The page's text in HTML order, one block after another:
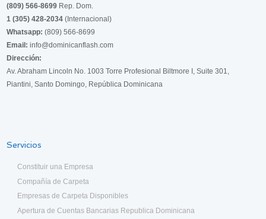
(809) 566-8699 Rep. Dom.
1 (305) 428-2034 (Internacional)
Whatsapp: (809) 566-8699
Email: info@dominicanflash.com
Dirección:
Av. Abraham Lincoln No. 1003 Torre Profesional Biltmore I, Suite 301,
Piantini, Santo Domingo, República Dominicana
Servicios
Constituir una Empresa
Compañía de Carpeta
Empresas de Carpeta Disponibles
Apertura de Cuentas Bancarias Republica Dominicana